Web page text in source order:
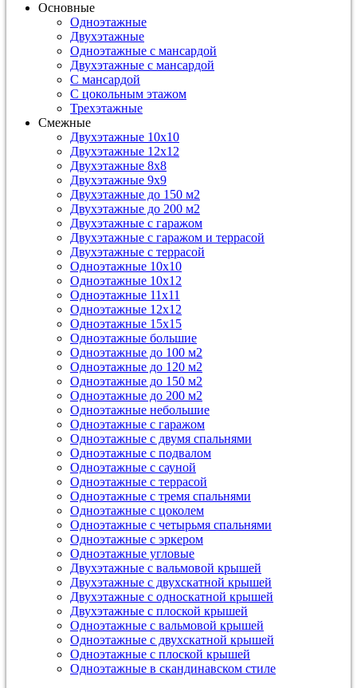
Основные
Одноэтажные
Двухэтажные
Одноэтажные с мансардой
Двухэтажные с мансардой
С мансардой
С цокольным этажом
Трехэтажные
Смежные
Двухэтажные 10х10
Двухэтажные 12х12
Двухэтажные 8х8
Двухэтажные 9х9
Двухэтажные до 150 м2
Двухэтажные до 200 м2
Двухэтажные с гаражом
Двухэтажные с гаражом и террасой
Двухэтажные с террасой
Одноэтажные 10х10
Одноэтажные 10х12
Одноэтажные 11х11
Одноэтажные 12х12
Одноэтажные 15х15
Одноэтажные большие
Одноэтажные до 100 м2
Одноэтажные до 120 м2
Одноэтажные до 150 м2
Одноэтажные до 200 м2
Одноэтажные небольшие
Одноэтажные с гаражом
Одноэтажные с двумя спальнями
Одноэтажные с подвалом
Одноэтажные с сауной
Одноэтажные с террасой
Одноэтажные с тремя спальнями
Одноэтажные с цоколем
Одноэтажные с четырьмя спальнями
Одноэтажные с эркером
Одноэтажные угловые
Двухэтажные с вальмовой крышей
Двухэтажные с двухскатной крышей
Двухэтажные с односкатной крышей
Двухэтажные с плоской крышей
Одноэтажные с вальмовой крышей
Одноэтажные с двухскатной крышей
Одноэтажные с плоской крышей
Одноэтажные в скандинавском стиле